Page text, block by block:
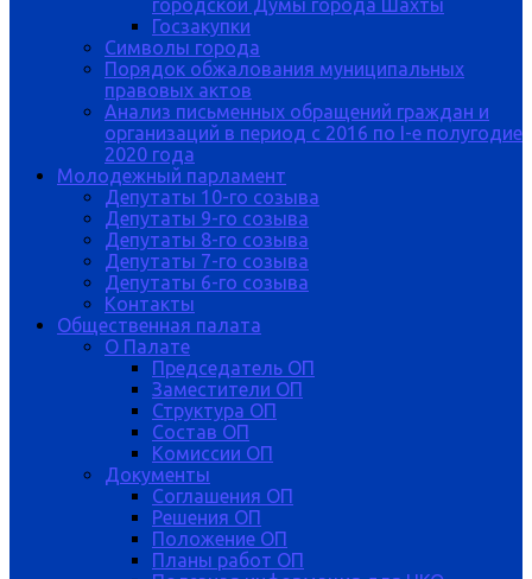
городской Думы города Шахты
Госзакупки
Символы города
Порядок обжалования муниципальных
правовых актов
Анализ письменных обращений граждан и
организаций в период с 2016 по I-е полугодие
2020 года
Молодежный парламент
Депутаты 10-го созыва
Депутаты 9-го созыва
Депутаты 8-го созыва
Депутаты 7-го созыва
Депутаты 6-го созыва
Контакты
Общественная палата
О Палате
Председатель ОП
Заместители ОП
Структура ОП
Состав ОП
Комиссии ОП
Документы
Соглашения ОП
Решения ОП
Положение ОП
Планы работ ОП